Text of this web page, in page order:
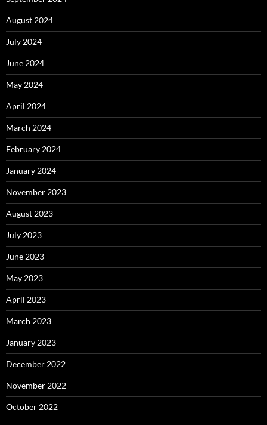
August 2024
July 2024
June 2024
May 2024
April 2024
March 2024
February 2024
January 2024
November 2023
August 2023
July 2023
June 2023
May 2023
April 2023
March 2023
January 2023
December 2022
November 2022
October 2022